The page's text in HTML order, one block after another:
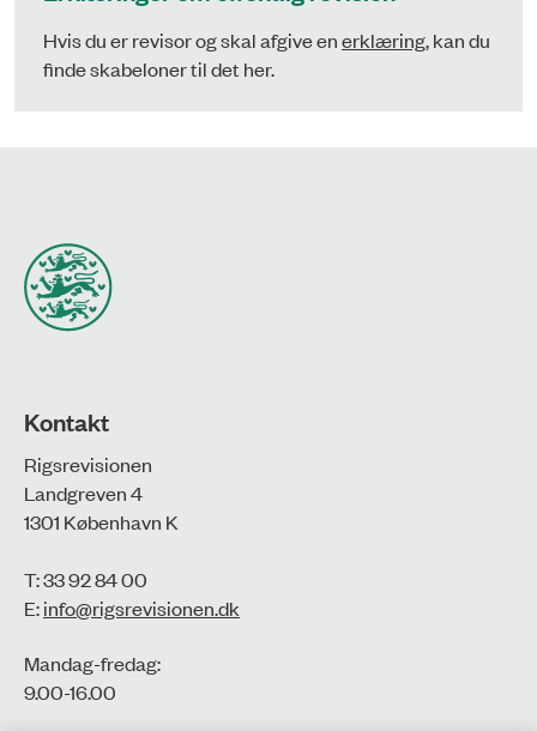
Hvis du er revisor og skal afgive enerklæring, kan du
finde skabeloner til det her.
Kontakt
Rigsrevisionen
Landgreven 4
1301 København K
T: 33 92 84 00
E:info@rigsrevisionen.dk
Mandag-fredag:
9.00-16.00​